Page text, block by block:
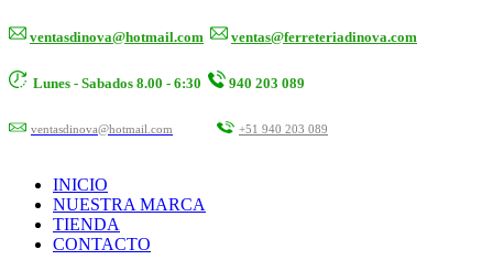
ventasdinova@hotmail.com ventas@ferreteriadinova.com
Lunes - Sabados 8.00 - 6:30 940 203 089
ventasdinova@hotmail.com +51 940 203 089
INICIO
NUESTRA MARCA
TIENDA
CONTACTO